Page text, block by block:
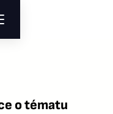
o tématu